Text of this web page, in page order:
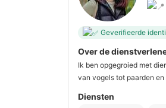
Geverifieerde
Over de
Ik ben opgegroied met
van vogels tot paarden en
Diensten